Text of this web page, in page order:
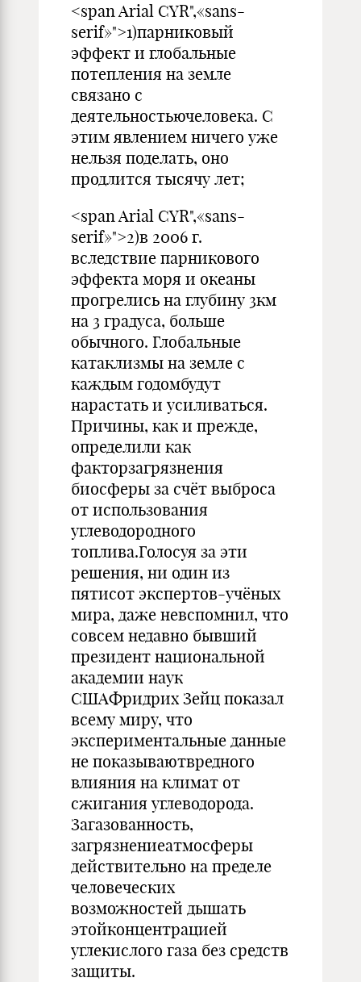
<span Arial CYR",«sans-
serif»">1)парниковый
эффект и глобальные
потепления на земле
связано с
деятельностьючеловека. С
этим явлением ничего уже
нельзя поделать, оно
продлится тысячу лет;
<span Arial CYR",«sans-
serif»">2)в 2006 г.
вследствие парникового
эффекта моря и океаны
прогрелись на глубину 3км
на 3 градуса, больше
обычного. Глобальные
катаклизмы на земле с
каждым годомбудут
нарастать и усиливаться.
Причины, как и прежде,
определили как
факторзагрязнения
биосферы за счёт выброса
от использования
углеводородного
топлива.Голосуя за эти
решения, ни один из
пятисот экспертов-учёных
мира, даже невспомнил, что
совсем недавно бывший
президент национальной
академии наук
СШАФридрих Зейц показал
всему миру, что
экспериментальные данные
не показываютвредного
влияния на климат от
сжигания углеводорода.
Загазованность,
загрязнениеатмосферы
действительно на пределе
человеческих
возможностей дышать
этойконцентрацией
углекислого газа без средств
защиты.